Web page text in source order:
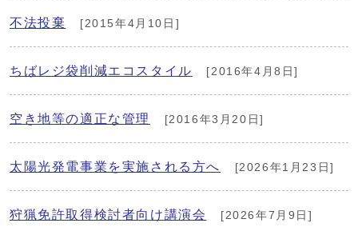
不法投棄 [2015年4月10日]
ちばレジ袋削減エコスタイル [2016年4月8日]
空き地等の適正な管理 [2016年3月20日]
太陽光発電事業を実施される方へ [2026年1月23日]
狩猟免許取得検討者向け講演会 [2026年7月9日]